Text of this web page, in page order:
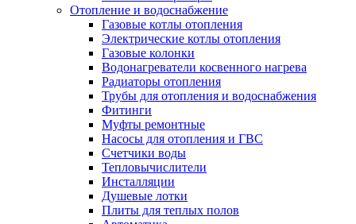
Отопление и водоснабжение
Газовые котлы отопления
Электрические котлы отопления
Газовые колонки
Водонагреватели косвенного нагрева
Радиаторы отопления
Трубы для отопления и водоснабжения
Фитинги
Муфты ремонтные
Насосы для отопления и ГВС
Счетчики воды
Тепловычислители
Инсталляции
Душевые лотки
Плиты для теплых полов